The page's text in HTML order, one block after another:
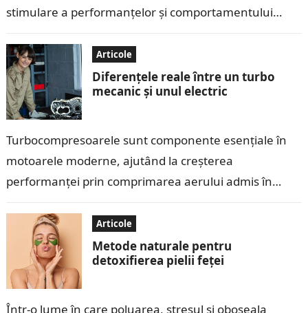
stimulare a performanțelor și comportamentului
pe…
Articole
Diferențele reale între un turbo
mecanic și unul electric
Turbocompresoarele sunt componente esențiale în
motoarele moderne, ajutând la creșterea
performanței prin comprimarea aerului admis în
pe piață au…
Articole
Metode naturale pentru
detoxifierea pielii feței
Într-o lume în care poluarea, stresul și oboseala